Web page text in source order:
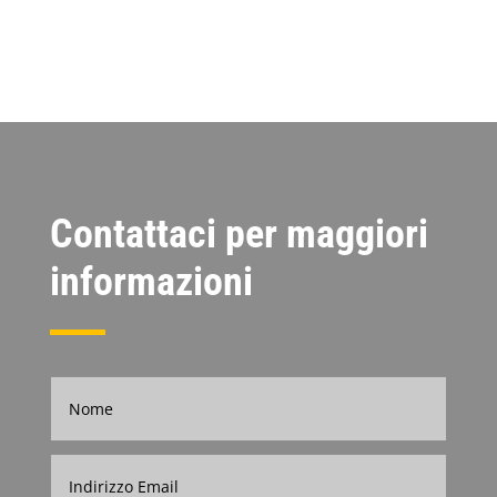
Contattaci per maggiori
informazioni